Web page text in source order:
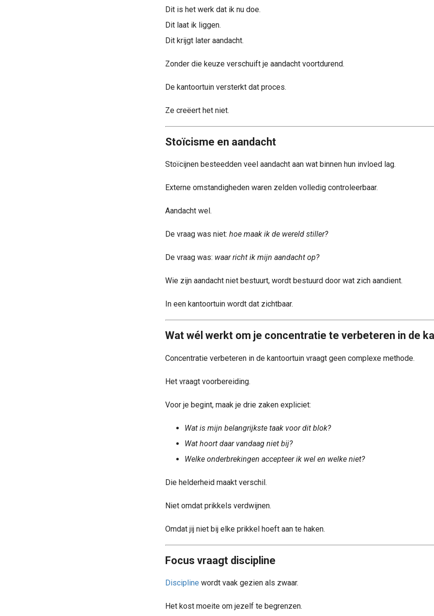
Dit is het werk dat ik nu doe.
Dit laat ik liggen.
Dit krijgt later aandacht.
Zonder die keuze verschuift je aandacht voortdurend.
De kantoortuin versterkt dat proces.
Ze creëert het niet.
Stoïcisme en aandacht
Stoïcijnen besteedden veel aandacht aan wat binnen hun invloed lag.
Externe omstandigheden waren zelden volledig controleerbaar.
Aandacht wel.
De vraag was niet: hoe maak ik de wereld stiller?
De vraag was: waar richt ik mijn aandacht op?
Wie zijn aandacht niet bestuurt, wordt bestuurd door wat zich aandient.
In een kantoortuin wordt dat zichtbaar.
Wat wél werkt om je concentratie te verbeteren in de
Concentratie verbeteren in de kantoortuin vraagt geen complexe methode.
Het vraagt voorbereiding.
Voor je begint, maak je drie zaken expliciet:
Wat is mijn belangrijkste taak voor dit blok?
Wat hoort daar vandaag niet bij?
Welke onderbrekingen accepteer ik wel en welke niet?
Die helderheid maakt verschil.
Niet omdat prikkels verdwijnen.
Omdat jij niet bij elke prikkel hoeft aan te haken.
Focus vraagt discipline
Discipline wordt vaak gezien als zwaar.
Het kost moeite om jezelf te begrenzen.